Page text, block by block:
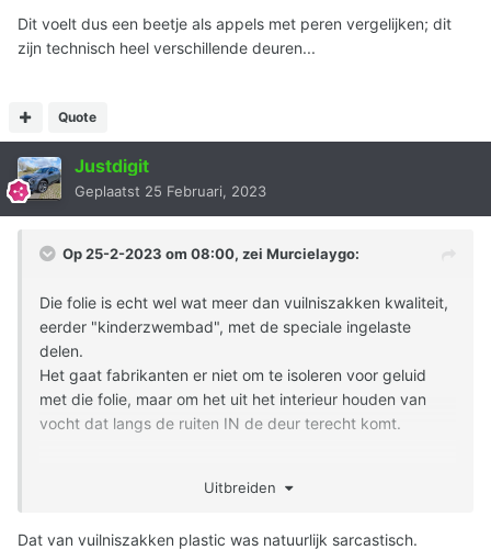
Dit voelt dus een beetje als appels met peren vergelijken; dit
zijn technisch heel verschillende deuren...
Quote
Justdigit
Geplaatst 25 Februari, 2023
Op 25-2-2023 om 08:00, zei Murcielaygo:
Die folie is echt wel wat meer dan vuilniszakken kwaliteit,
eerder "kinderzwembad", met de speciale ingelaste
delen.
Het gaat fabrikanten er niet om te isoleren voor geluid
met die folie, maar om het uit het interieur houden van
vocht dat langs de ruiten IN de deur terecht komt.
daarbij lijkt het kunststof paneel in zijn geheel de
Uitbreiden
Dat van vuilniszakken plastic was natuurlijk sarcastisch.